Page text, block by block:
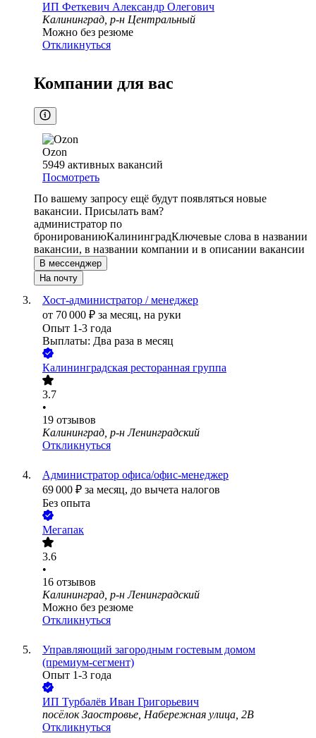
ИП Феткевич Александр Олегович
Калининград, р-н Центральный
Можно без резюме
Откликнуться
Компании для вас
Ozon
5949 активных вакансий
Посмотреть
По вашему запросу ещё будут появляться новые
вакансии. Присылать вам?
администратор по
бронированиюКалининградКлючевые слова в названии
вакансии, в названии компании и в описании вакансии
В мессенджер
На почту
Хост-администратор / менеджер
от 70 000 ₽ за месяц, на руки
Опыт 1-3 года
Выплаты: Два раза в месяц
Калининградская ресторанная группа
3.7
•
19 отзывов
Калининград, р-н Ленинградский
Откликнуться
Администратор офиса/офис-менеджер
69 000 ₽ за месяц, до вычета налогов
Без опыта
Мегапак
3.6
•
16 отзывов
Калининград, р-н Ленинградский
Можно без резюме
Откликнуться
Управляющий загородным гостевым домом
(премиум-сегмент)
Опыт 1-3 года
ИП Турбалёв Иван Григорьевич
посёлок Заостровье, Набережная улица, 2В
Откликнуться